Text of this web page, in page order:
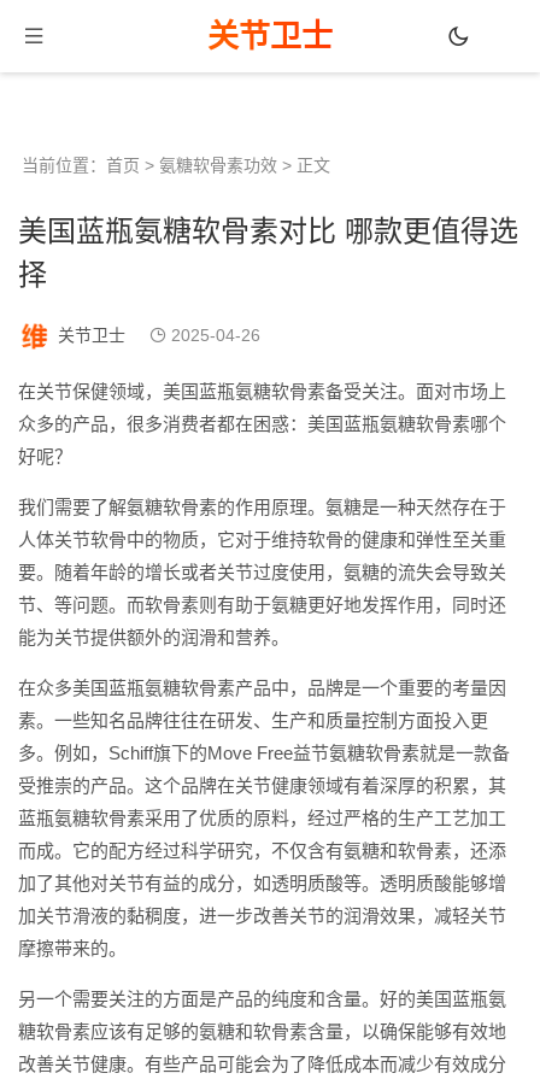
关节卫士
当前位置： 首页 > 氨糖软骨素功效 > 正文
美国蓝瓶氨糖软骨素对比 哪款更值得选
择
关节卫士 2025-04-26
在关节保健领域，美国蓝瓶氨糖软骨素备受关注。面对市场上
众多的产品，很多消费者都在困惑：美国蓝瓶氨糖软骨素哪个
好呢？
我们需要了解氨糖软骨素的作用原理。氨糖是一种天然存在于
人体关节软骨中的物质，它对于维持软骨的健康和弹性至关重
要。随着年龄的增长或者关节过度使用，氨糖的流失会导致关
节、等问题。而软骨素则有助于氨糖更好地发挥作用，同时还
能为关节提供额外的润滑和营养。
在众多美国蓝瓶氨糖软骨素产品中，品牌是一个重要的考量因
素。一些知名品牌往往在研发、生产和质量控制方面投入更
多。例如，Schiff旗下的Move Free益节氨糖软骨素就是一款备
受推崇的产品。这个品牌在关节健康领域有着深厚的积累，其
蓝瓶氨糖软骨素采用了优质的原料，经过严格的生产工艺加工
而成。它的配方经过科学研究，不仅含有氨糖和软骨素，还添
加了其他对关节有益的成分，如透明质酸等。透明质酸能够增
加关节滑液的黏稠度，进一步改善关节的润滑效果，减轻关节
摩擦带来的。
另一个需要关注的方面是产品的纯度和含量。好的美国蓝瓶氨
糖软骨素应该有足够的氨糖和软骨素含量，以确保能够有效地
改善关节健康。有些产品可能会为了降低成本而减少有效成分